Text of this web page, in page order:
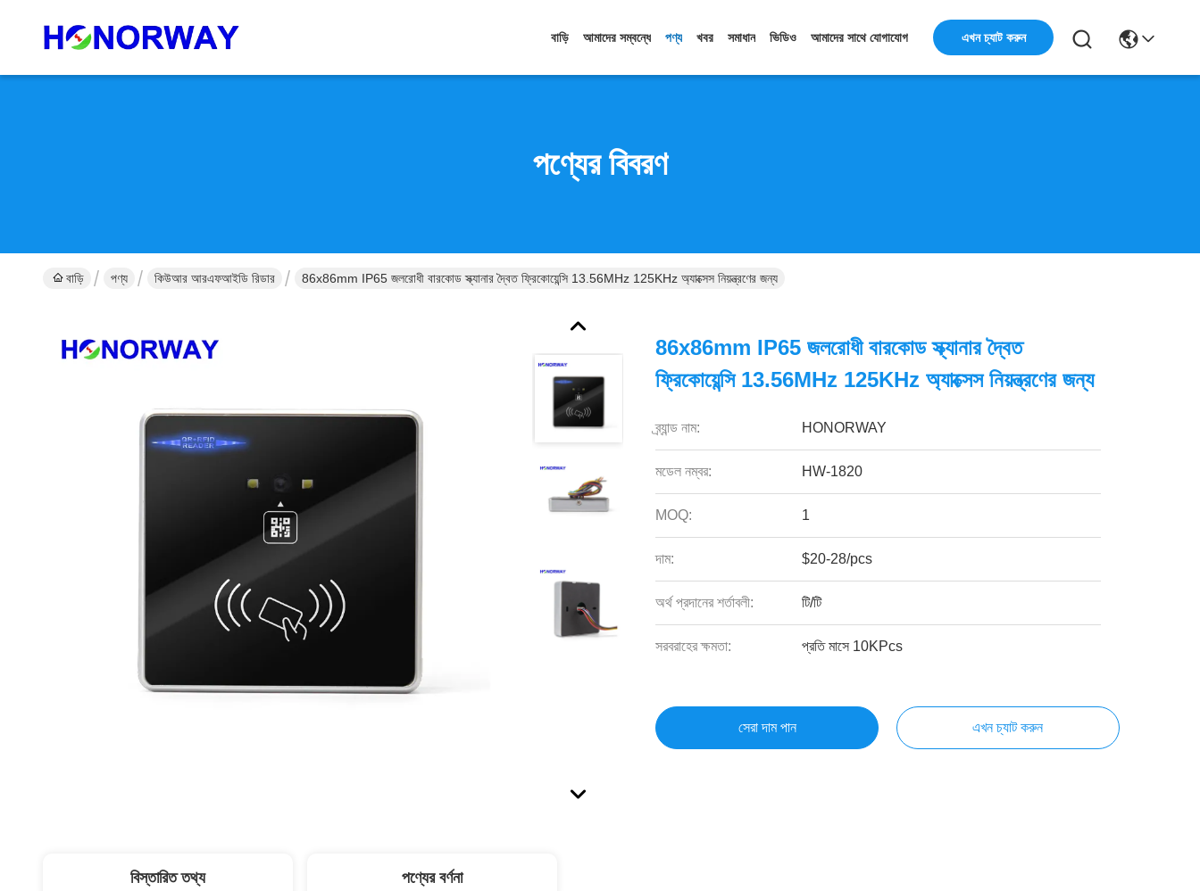
বাড়ি আমাদের সম্বন্ধে পণ্য খবর সমাধান ভিডিও আমাদের সাথে যোগাযোগ এখন চ্যাট করুন
পণ্যের বিবরণ
বাড়ি পণ্য কিউআর আরএফআইডি রিডার 86x86mm IP65 জলরোধী বারকোড স্ক্যানার দ্বৈত ফ্রিকোয়েন্সি 13.56MHz 125KHz অ্যাক্সেস নিয়ন্ত্রণের জন্য
86x86mm IP65 জলরোধী বারকোড স্ক্যানার দ্বৈত
ফ্রিকোয়েন্সি 13.56MHz 125KHz অ্যাক্সেস নিয়ন্ত্রণের জন্য
ব্র্যান্ড নাম: HONORWAY
মডেল নম্বর: HW-1820
MOQ: 1
দাম: $20-28/pcs
অর্থ প্রদানের শর্তাবলী: টি/টি
সরবরাহের ক্ষমতা: প্রতি মাসে 10KPcs
সেরা দাম পান এখন চ্যাট করুন
বিস্তারিত তথ্য পণ্যের বর্ণনা